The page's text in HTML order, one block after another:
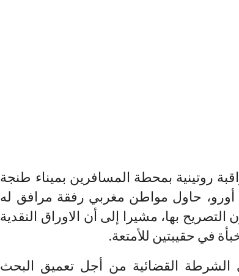
روتينية بمحطة المسافرين بميناء طنجة
حاول مواطن مغربي رفقة مرافق له
التصريح بها، مشيرا إلى أن الاوراق النقدية
الشرطة القضائية من أجل تعميق البحث